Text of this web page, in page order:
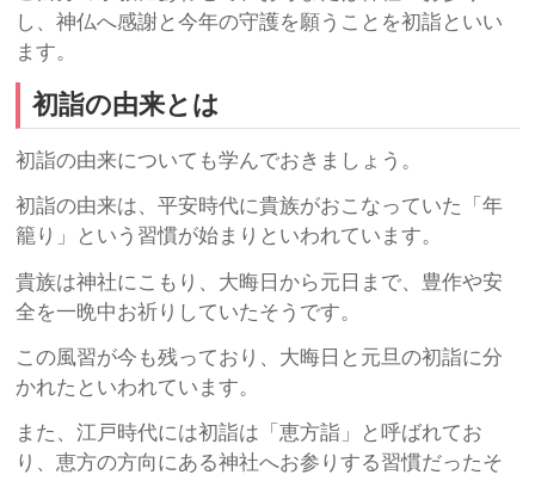
し、神仏へ感謝と今年の守護を願うことを初詣といい
ます。
初詣の由来とは
初詣の由来についても学んでおきましょう。
初詣の由来は、平安時代に貴族がおこなっていた「年
籠り」という習慣が始まりといわれています。
貴族は神社にこもり、大晦日から元日まで、豊作や安
全を一晩中お祈りしていたそうです。
この風習が今も残っており、大晦日と元旦の初詣に分
かれたといわれています。
また、江戸時代には初詣は「恵方詣」と呼ばれてお
り、恵方の方向にある神社へお参りする習慣だったそ